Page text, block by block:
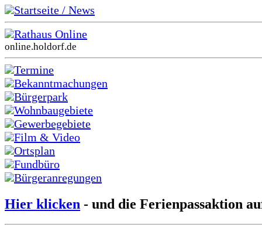
Startseite / News
Rathaus Online
online.holdorf.de
Termine
Bekanntmachungen
Bürgerpark
Wohnbaugebiete
Gewerbegebiete
Film & Video
Ortsplan
Fundbüro
Bürgeranregungen
Hier klicken - und die Ferienpassaktion